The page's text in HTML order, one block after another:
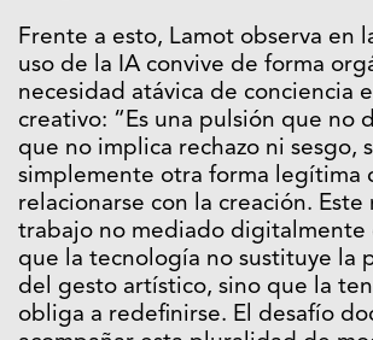
Frente a esto, Lamot observa en
uso de la IA convive de forma
necesidad atávica de conciencia
creativo: “Es una pulsión que no
que no implica rechazo ni sesgo,
simplemente otra forma legítima
relacionarse con la creación.
trabajo no mediado digitalmente
que la tecnología no sustituye la
del gesto artístico, sino que la
obliga a redefinirse. El desafío